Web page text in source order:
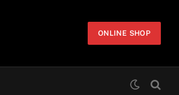
ONLINE SHOP